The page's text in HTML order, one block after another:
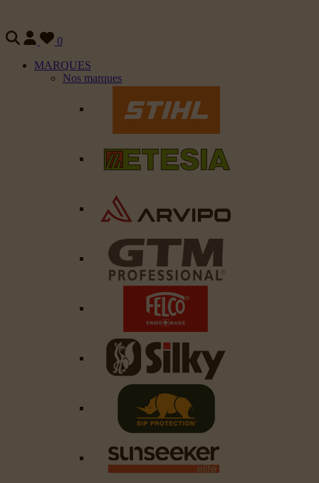
0
MARQUES
Nos marques